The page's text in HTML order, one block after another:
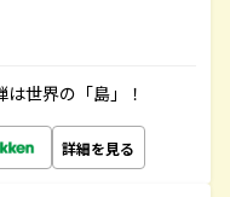
は世界の「島」！
詳細を見る